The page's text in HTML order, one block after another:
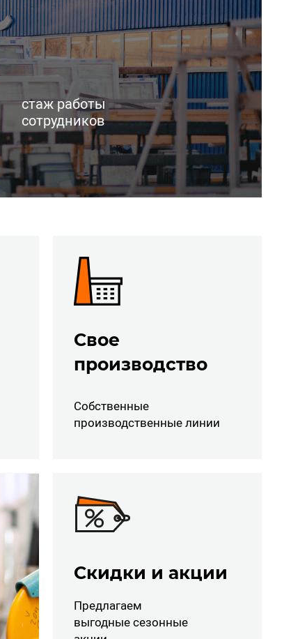
стаж работы
сотрудников
Свое
производство
Собственные
производственные линии
Скидки и акции
Предлагаем
выгодные сезонные